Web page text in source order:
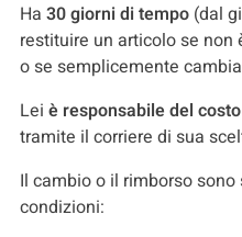
Ha 30 giorni di tempo (dal
restituire un articolo se
o se semplicemente
Lei è responsabile del
tramite il corriere di sua
Il cambio o il rimborso
condizioni: